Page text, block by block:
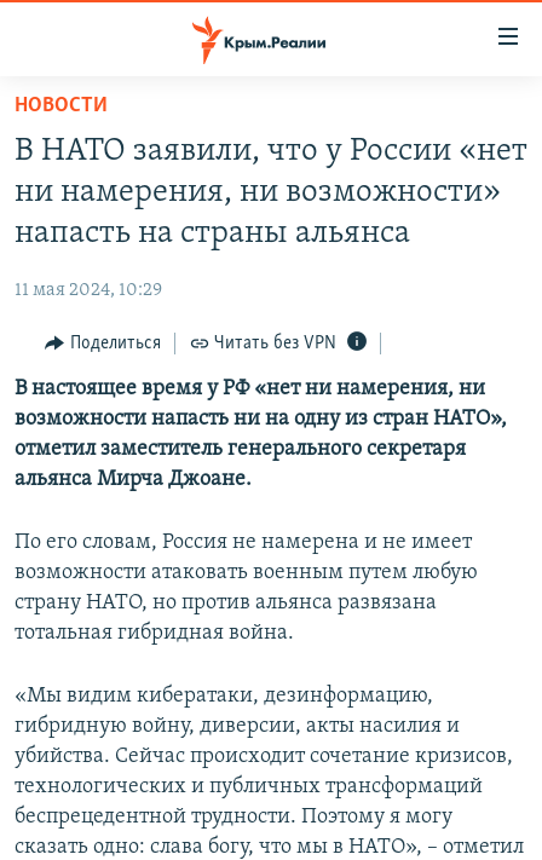
Вернуться
основному
содержанию
главной
Вернутся
поиску
11 ЛЕТ ОККУПАЦИИ КРЫМА. 11 ИСТОРИЙ СОПРОТИВЛЕНИЯ
ЕЩЕ
ИНТЕРАКТИВ
ИНФОГРАФИКА
СОВЕТЫ ПРАВОЗАЩИТНИКОВ
ПОБЕДИТЕЛЕЙ НЕ СУДЯТ?
КРЫМ.НЕПОКОРЕННЫЙ
УКРАИНСКАЯ ПРОБЛЕМА КРЫМА
РАДІО СВОБОДА
КАК ОБОЙТИ БЛОКИРОВКУ
Українською
Все сайты RFE/RL
НОВОСТИ
В НАТО заявили, что у России «нет
ни намерения, ни возможности»
напасть на страны альянса
11 мая 2024, 10:29
Поделиться Читать без VPN
В настоящее время у РФ «нет ни намерения, ни
возможности напасть ни на одну из стран НАТО»,
отметил заместитель генерального секретаря
альянса Мирча Джоане.
По его словам, Россия не намерена и не имеет
возможности атаковать военным путем любую
страну НАТО, но против альянса развязана
тотальная гибридная война.
«Мы видим кибератаки, дезинформацию,
гибридную войну, диверсии, акты насилия и
убийства. Сейчас происходит сочетание кризисов,
технологических и публичных трансформаций
беспрецедентной трудности. Поэтому я могу
сказать одно: слава богу, что мы в НАТО», – отметил